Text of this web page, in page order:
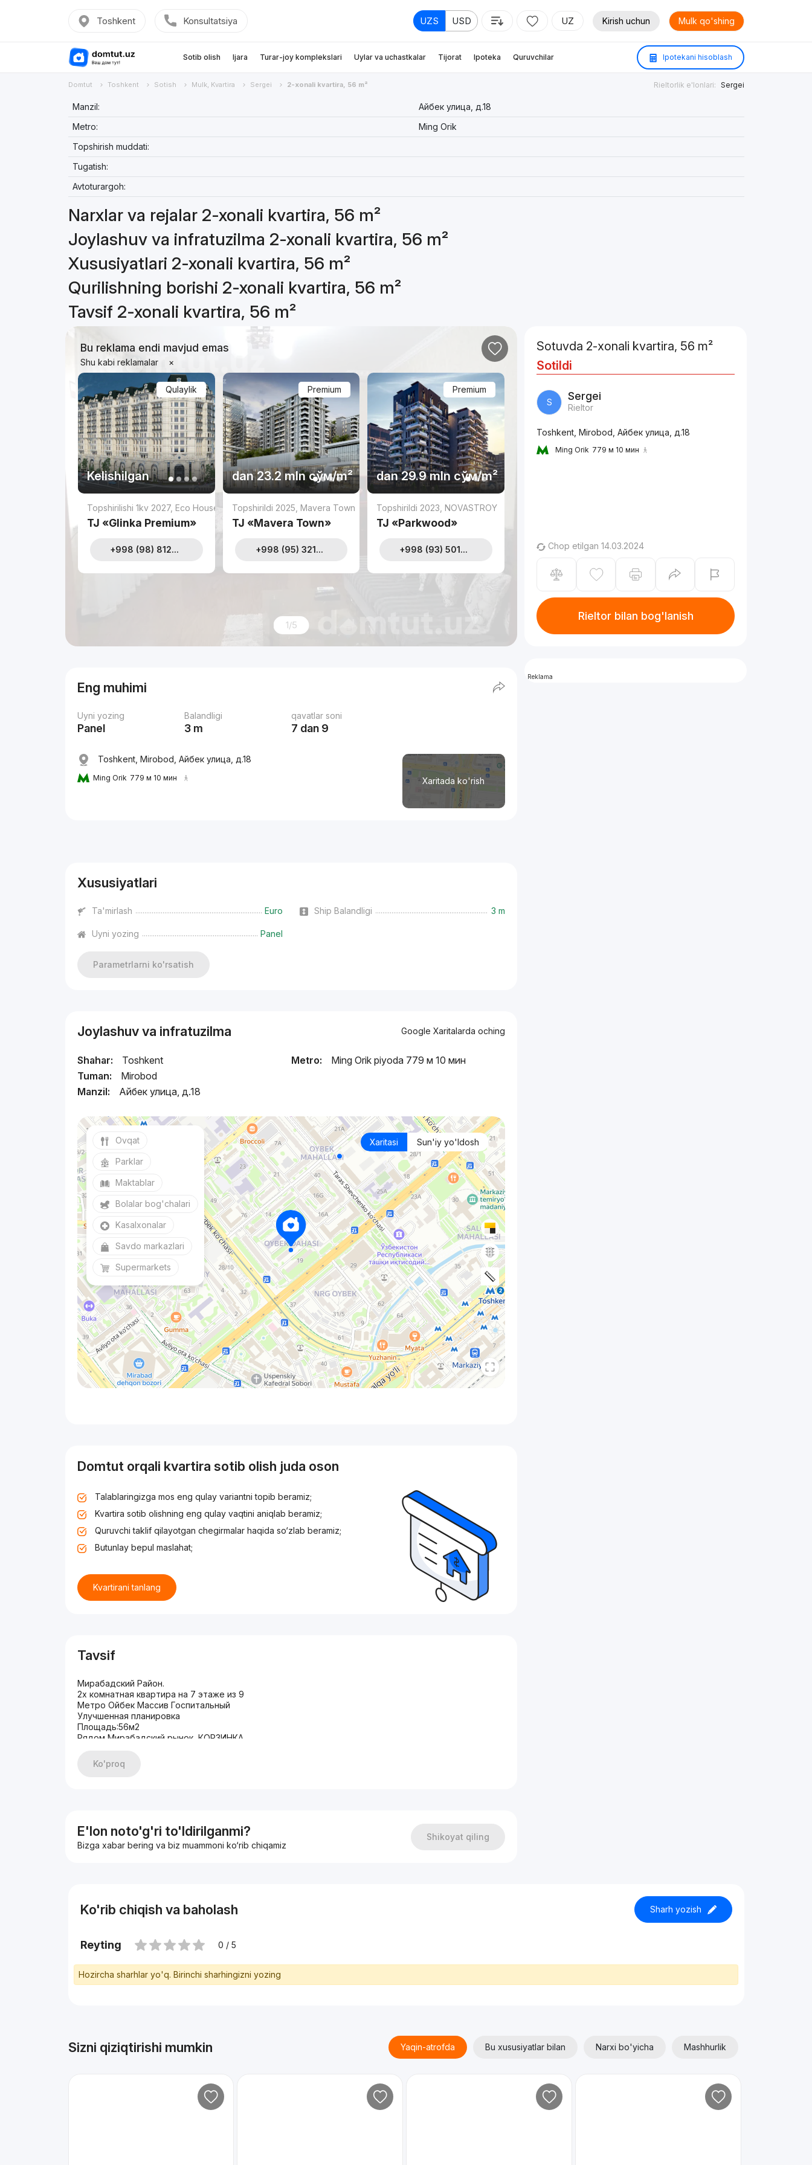
Toshkent Konsultatsiya UZS USD UZ Kirish uchun Mulk qo'shing
Sotib olish Ijara Turar-joy komplekslari Uylar va uchastkalar Tijorat Ipoteka Quruvchilar Ipotekani hisoblash
Domtut Toshkent Sotish Mulk, Kvartira Sergei 2-xonali kvartira, 56 m² Rieltorlik e'lonlari: Sergei
Manzil:
Айбек улица, д.18
Metro:
Ming Orik
Topshirish muddati:
Tugatish:
Avtoturargoh:
Narxlar va rejalar 2-xonali kvartira, 56 m²
Joylashuv va infratuzilma 2-xonali kvartira, 56 m²
Xususiyatlari 2-xonali kvartira, 56 m²
Qurilishning borishi 2-xonali kvartira, 56 m²
Tavsif 2-xonali kvartira, 56 m²
Bu reklama endi mavjud emas
Shu kabi reklamalar ×
Qulaylik
Kelishilgan
Topshirilishi 1kv 2027, Eco House
TJ «Glinka Premium»
+998 (98) 812...
Premium
dan23.2 mln сўм/m²
Topshirildi 2025 Mavera Town
TJ «Mavera Town»
+998 (95) 321...
Premium
dan29.9 mln сўм/m²
Topshirildi 2023 NOVASTROY
TJ «Parkwood»
+998 (93) 501...
1/5
Eng muhimi
Uyni yozing
Panel
Balandligi
3 m
qavatlar soni
7 dan 9
Xaritada ko'rish
Toshkent, Mirobod, Айбек улица, д.18
Ming Orik 779 м 10 мин
Xususiyatlari
Ta'mirlash Euro Ship Balandligi 3 m
Uyni yozing Panel
Parametrlarni ko'rsatish
Joylashuv va infratuzilma Google Xaritalarda oching
Shahar:
Toshkent
Tuman:
Mirobod
Manzil:
Айбек улица, д.18
Metro: Ming Orik piyoda 779 м 10 мин
Xaritasi Sun'iy yo'ldosh
Ovqat
Parklar
Maktablar
Bolalar bog'chalari
Kasalxonalar
Savdo markazlari
Supermarkets
Domtut orqali kvartira sotib olish juda oson
Talablaringizga mos eng qulay variantni topib beramiz;
Kvartira sotib olishning eng qulay vaqtini aniqlab beramiz;
Quruvchi taklif qilayotgan chegirmalar haqida so‘zlab beramiz;
Butunlay bepul maslahat;
Kvartirani tanlang
Tavsif
Мирабадский Район.
2х комнатная квартира на 7 этаже из 9
Метро Ойбек Массив Госпитальный
Улучшенная планировка
Площадь:56м2
Рядом Мирабадский рынок, КОРЗИНКА.
Развитая инфраструктура.
Панорамный вид на город
Ko'proq
E'lon noto'g'ri to'ldirilganmi?
Bizga xabar bering va biz muammoni ko‘rib chiqamiz
Shikoyat qiling
Sotuvda 2-xonali kvartira, 56 m²
Sotildi
S Sergei
Rieltor
Toshkent, Mirobod, Айбек улица, д.18
Ming Orik 779 м 10 мин
Chop etilgan 14.03.2024
Rieltor bilan bog'lanish
Reklama
Ko'rib chiqish va baholash Sharh yozish
Reyting 0 / 5
Hozircha sharhlar yo'q. Birinchi sharhingizni yozing
Sizni qiziqtirishi mumkin Yaqin-atrofda Bu xususiyatlar bilan Narxi bo'yicha Mashhurlik